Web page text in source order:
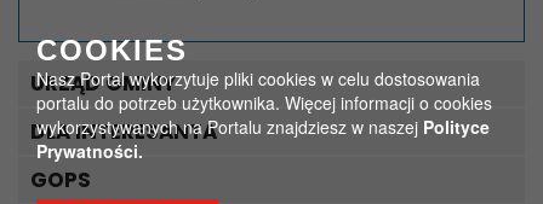
COOKIES
Nasz Portal wykorzytuje pliki cookies w celu dostosowania
portalu do potrzeb użytkownika. Więcej informacji o cookies
wykorzystywanych na Portalu znajdziesz w naszej Polityce
Prywatności.
URZĄD GMINY
DLA INTERESANTA
GOPS